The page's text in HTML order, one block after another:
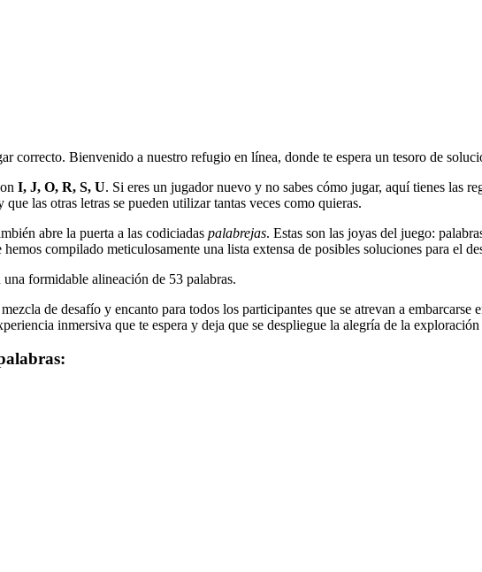
correcto. Bienvenido a nuestro refugio en línea, donde te espera un tesoro de
I, J, O, R, S, U. Si eres un jugador nuevo y no sabes cómo jugar, aquí tienes las
las otras letras se pueden utilizar tantas veces como quieras.
abre la puerta a las codiciadas palabrejas. Estas son las joyas del juego:
compilado meticulosamente una lista extensa de posibles soluciones para el
una formidable alineación de 53 palabras.
de desafío y encanto para todos los participantes que se atrevan a embarcarse
inmersiva que te espera y deja que se despliegue la alegría de la